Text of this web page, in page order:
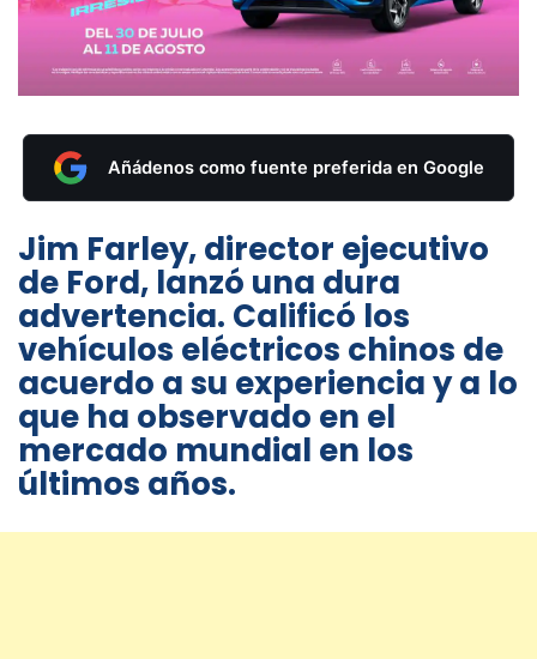
Añádenos como fuente preferida en Google
Jim Farley, director ejecutivo
de Ford, lanzó una dura
advertencia. Calificó los
vehículos eléctricos chinos de
acuerdo a su experiencia y a lo
que ha observado en el
mercado mundial en los
últimos años.